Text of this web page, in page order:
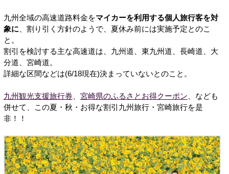
九州全域の高速道路料金をマイカーを利用する個人旅行客を対
象に 、割り引く方針のようで、夏休み前には実施予定とのこ
と。
割引を検討する主な高速道は、九州道、東九州道、長崎道、大
分道、宮崎道。
詳細な区間などは(6/18現在)決まっていないとのこと。
九州観光支援旅行券 宮崎県のふるさとお得クーポン 、なども
併せて、この夏・秋・お得な割引九州旅行・宮崎旅行を是
非！！